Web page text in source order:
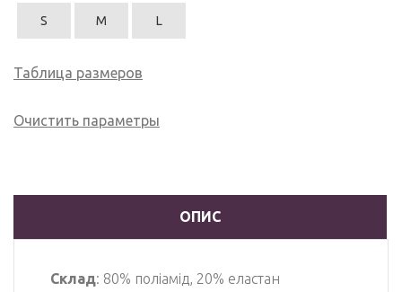
S M L
Таблица размеров
Очистить параметры
ОПИС
Склад: 80% поліамід, 20% еластан